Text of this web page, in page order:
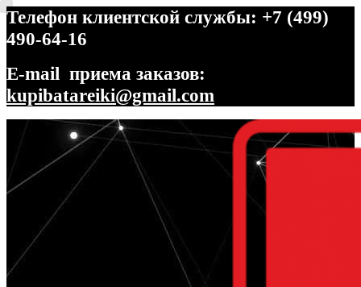
Телефон клиентской службы: +7 (499)
490-64-16
E-mail приема заказов:
kupibatareiki@gmail.com
Перейти
навигации
Перейти
содержимому